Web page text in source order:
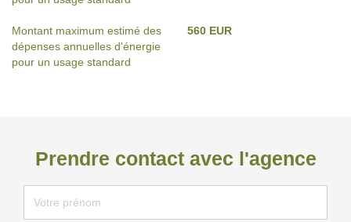
Montant maximum estimé des
dépenses annuelles d'énergie
pour un usage standard
560 EUR
Prendre contact avec l'agence